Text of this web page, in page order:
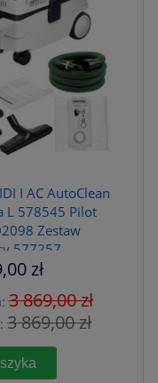
I AC AutoClean
L 578545 Pilot
Zestaw
577257
zł
3 869,00 zł
3 869,00 zł